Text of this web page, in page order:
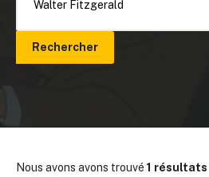
Rechercher
Nous avons avons trouvé 1 résultats